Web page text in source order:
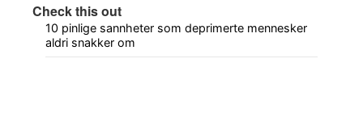
Check this out
10 pinlige sannheter som deprimerte mennesker
aldri snakker om